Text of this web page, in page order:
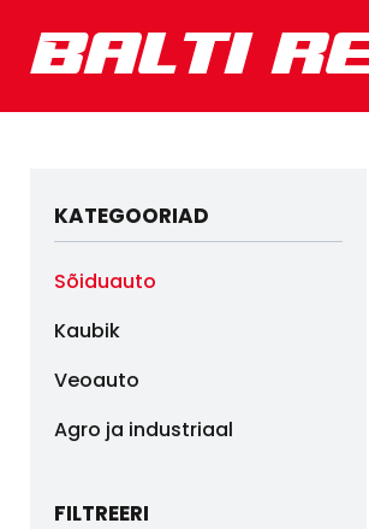
KATEGOORIAD
Sõiduauto
Kaubik
Veoauto
Agro ja industriaal
FILTREERI